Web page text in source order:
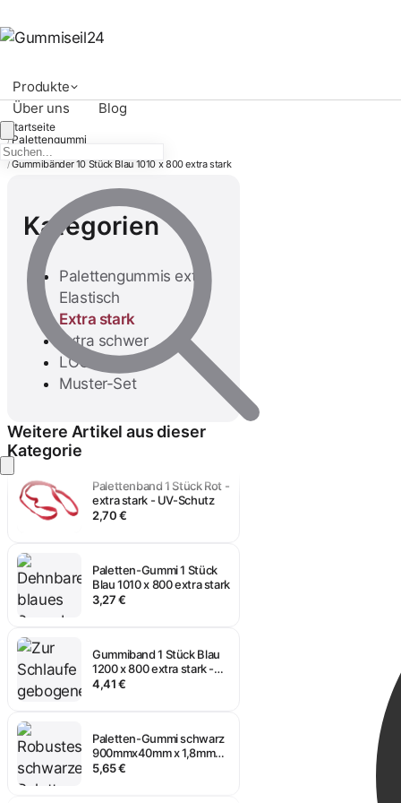
Produkte
Über uns
Blog
Anmelden
Startseite
/ Palettengummi
/ Extra stark
/ Gummibänder 10 Stück Blau 1010 x 800 extra stark
Kategorien
Palettengummis extra
Elastisch
Extra stark
Extra schwer
LOGISTRAP
Muster-Set
Weitere Artikel aus dieser
Kategorie
Palettengummi 1 Stück
Grün extra stark
2,70 €
3,27 €
UV Schutz
4,41 €
extra breit
5,65 €